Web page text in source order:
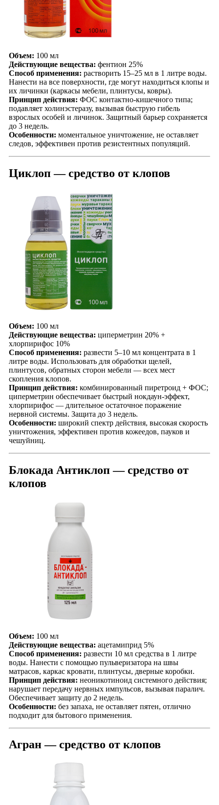
Объем: 100 мл
Действующие вещества: фентион 25%
Способ применения: растворить 15–25 мл в 1 литре воды.
Нанести на все поверхности, где могут находиться клопы и
их личинки (каркасы мебели, плинтусы, ковры).
Принцип действия: ФОС контактно-кишечного типа;
подавляет холинэстеразу, вызывая быструю гибель
взрослых особей и личинок. Защитный барьер сохраняется
до 3 недель.
Особенности: моментальное уничтожение, не оставляет
следов, эффективен против резистентных популяций.
Циклоп — средство от клопов
Объем: 100 мл
Действующие вещества: циперметрин 20% +
хлорпирифос 10%
Способ применения: развести 5–10 мл концентрата в 1
литре воды. Использовать для обработки щелей,
плинтусов, обратных сторон мебели — всех мест
скопления клопов.
Принцип действия: комбинированный пиретроид + ФОС;
циперметрин обеспечивает быстрый нокдаун-эффект,
хлорпирифос — длительное остаточное поражение
нервной системы. Защита до 3 недель.
Особенности: широкий спектр действия, высокая скорость
уничтожения, эффективен против кожеедов, пауков и
чешуйниц.
Блокада Антиклоп — средство от
клопов
Объем: 100 мл
Действующие вещества: ацетамиприд 5%
Способ применения: развести 10 мл средства в 1 литре
воды. Нанести с помощью пульверизатора на швы
матрасов, каркас кровати, плинтусы, дверные коробки.
Принцип действия: неоникотиноид системного действия;
нарушает передачу нервных импульсов, вызывая паралич.
Обеспечивает защиту до 2 недель.
Особенности: без запаха, не оставляет пятен, отлично
подходит для бытового применения.
Агран — средство от клопов